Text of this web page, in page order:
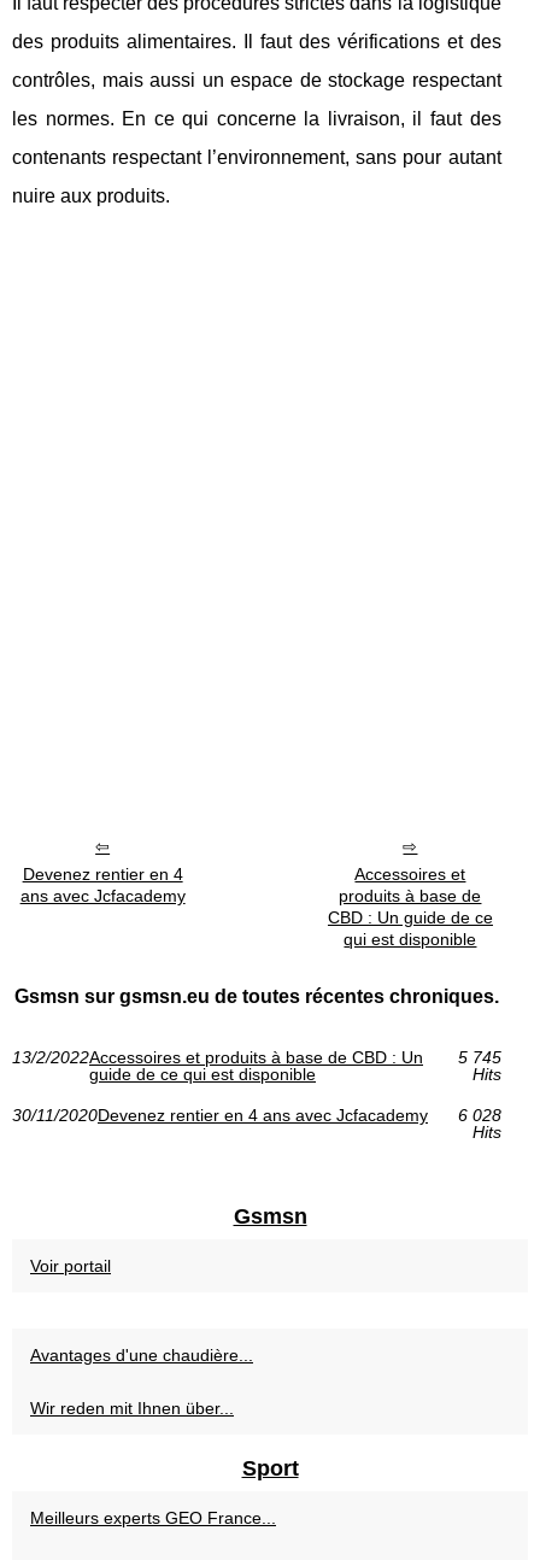
des produits alimentaires. Il faut des vérifications et des
contrôles, mais aussi un espace de stockage respectant
les normes. En ce qui concerne la livraison, il faut des
contenants respectant l’environnement, sans pour autant
nuire aux produits.
Devenez rentier en 4
ans avec Jcfacademy
Accessoires et
produits à base de
CBD : Un guide de ce
qui est disponible
Gsmsn sur gsmsn.eu de toutes récentes chroniques.
13/2/2022Accessoires et produits à base de CBD : Un
guide de ce qui est disponible
5 745
Hits
30/11/2020Devenez rentier en 4 ans avec Jcfacademy
6 028
Hits
Gsmsn
Voir portail
Avantages d'une chaudière...
Wir reden mit Ihnen über...
Sport
Meilleurs experts GEO France...